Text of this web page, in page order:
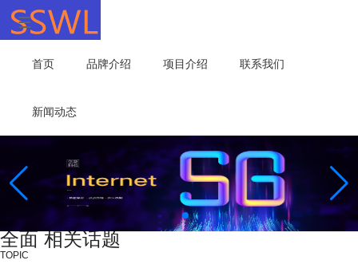
首页 品牌介绍 项目介绍 联系我们
新闻动态
全面 相关话题
TOPIC